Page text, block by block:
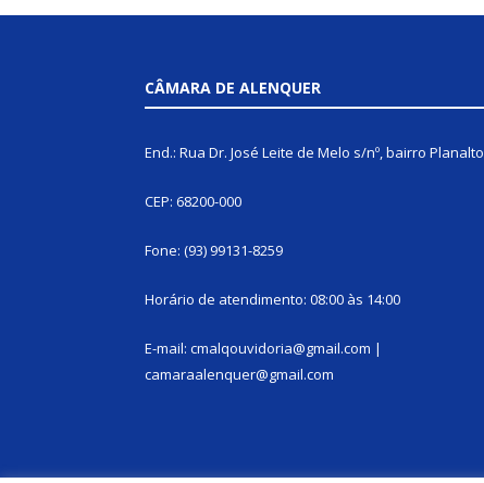
CÂMARA DE ALENQUER
End.: Rua Dr. José Leite de Melo s/nº, bairro Planalto
CEP: 68200-000
Fone: (93) 99131-8259
Horário de atendimento: 08:00 às 14:00
E-mail: cmalqouvidoria@gmail.com |
camaraalenquer@gmail.com